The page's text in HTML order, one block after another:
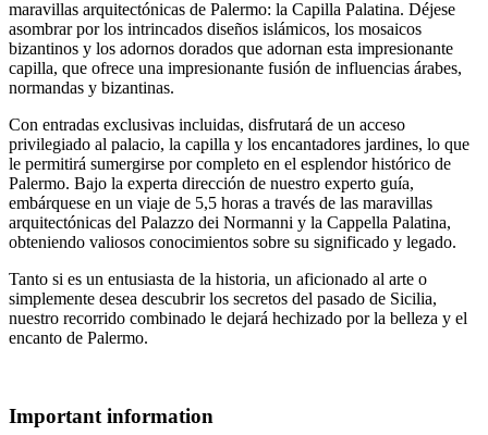
maravillas arquitectónicas de Palermo: la Capilla Palatina. Déjese
asombrar por los intrincados diseños islámicos, los mosaicos
bizantinos y los adornos dorados que adornan esta impresionante
capilla, que ofrece una impresionante fusión de influencias árabes,
normandas y bizantinas.
Con entradas exclusivas incluidas, disfrutará de un acceso
privilegiado al palacio, la capilla y los encantadores jardines, lo que
le permitirá sumergirse por completo en el esplendor histórico de
Palermo. Bajo la experta dirección de nuestro experto guía,
embárquese en un viaje de 5,5 horas a través de las maravillas
arquitectónicas del Palazzo dei Normanni y la Cappella Palatina,
obteniendo valiosos conocimientos sobre su significado y legado.
Tanto si es un entusiasta de la historia, un aficionado al arte o
simplemente desea descubrir los secretos del pasado de Sicilia,
nuestro recorrido combinado le dejará hechizado por la belleza y el
encanto de Palermo.
Important information